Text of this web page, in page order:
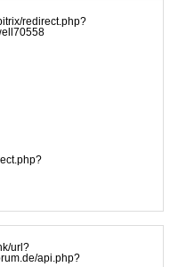
redirect.php?
url?
api.php?